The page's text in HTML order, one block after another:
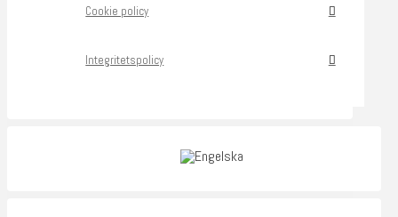
Cookie policy
Integritetspolicy